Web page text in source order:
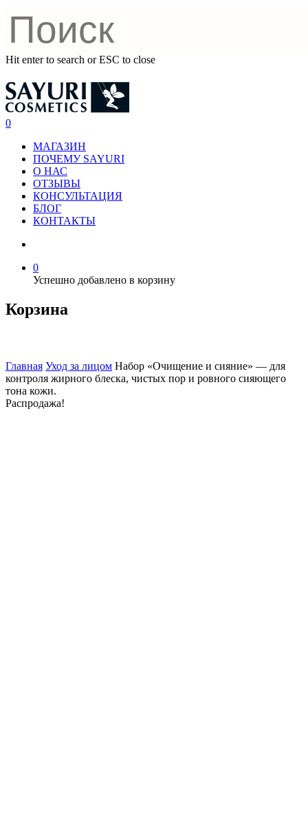
Hit enter to search or ESC to close
0
МАГАЗИН
ПОЧЕМУ SAYURI
О НАС
ОТЗЫВЫ
КОНСУЛЬТАЦИЯ
БЛОГ
КОНТАКТЫ
0
Успешно добавлено в корзину
Корзина
Главная Уход за лицом Набор «Очищение и сияние» — для
контроля жирного блеска, чистых пор и ровного сияющего
тона кожи.
Распродажа!